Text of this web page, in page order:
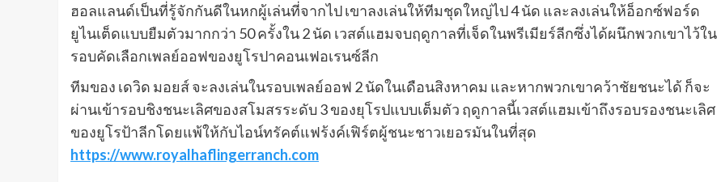
ฮอลแลนด์เป็นที่รู้จักกันดีในหกผู้เล่นที่จากไป เขาลงเล่นให้ทีมชุดใหญ่ไป 4 นัด และลงเล่นให้อ็อกซ์ฟอร์ด
ยูไนเต็ดแบบยืมตัวมากกว่า 50 ครั้งใน 2 นัด เวสต์แฮมจบฤดูกาลที่เจ็ดในพรีเมียร์ลีกซึ่งได้ผนึกพวกเขาไว้ใน
รอบคัดเลือกเพลย์ออฟของยูโรปาคอนเฟอเรนซ์ลีก
ทีมของ เดวิด มอยส์ จะลงเล่นในรอบเพลย์ออฟ 2 นัดในเดือนสิงหาคม และหากพวกเขาคว้าชัยชนะได้ ก็จะ
ผ่านเข้ารอบชิงชนะเลิศของสโมสรระดับ 3 ของยุโรปแบบเต็มตัว ฤดูกาลนี้เวสต์แฮมเข้าถึงรอบรองชนะเลิศ
ของยูโรป้าลีกโดยแพ้ให้กับไอน์ทรัคต์แฟร้งค์เฟิร์ตผู้ชนะชาวเยอรมันในที่สุด
https://www.royalhaflingerranch.com